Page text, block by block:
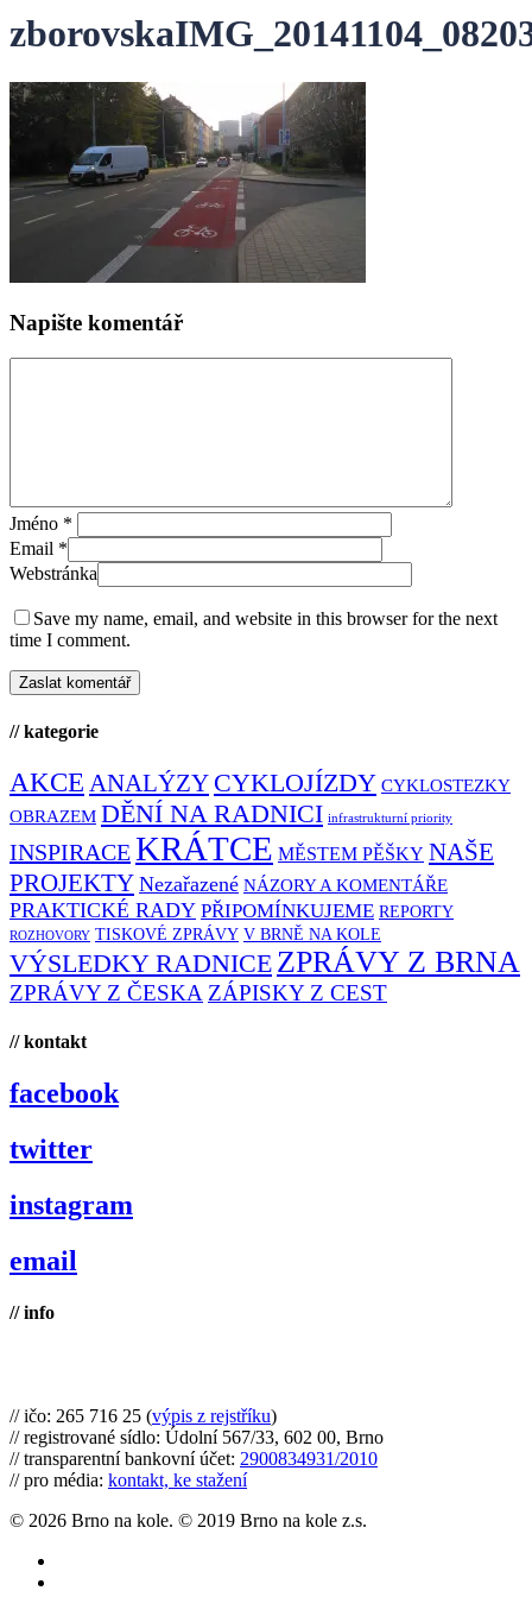
Napište komentář
Jméno *
Email *
Webstránka
Save my name, email, and website in this browser for the next
time I comment.
// kategorie
AKCE ANALÝZY CYKLOJÍZDY CYKLOSTEZKY
OBRAZEM DĚNÍ NA RADNICI infrastrukturní priority
INSPIRACEKRÁTCE MĚSTEM PĚŠKY NAŠE
PROJEKTY Nezařazené NÁZORY A KOMENTÁŘE
PRAKTICKÉ RADY PŘIPOMÍNKUJEME REPORTY
ROZHOVORY TISKOVÉ ZPRÁVY V BRNĚ NA KOLE
VÝSLEDKY RADNICE ZPRÁVY Z BRNA
ZPRÁVY Z ČESKA ZÁPISKY Z CEST
// kontakt
facebook
twitter
instagram
email
// info
// ičo: 265 716 25 (výpis z rejstříku)
// registrované sídlo: Údolní 567/33, 602 00, Brno
// transparentní bankovní účet: 2900834931/2010
// pro média: kontakt, ke stažení
© 2026 Brno na kole. © 2019 Brno na kole z.s.